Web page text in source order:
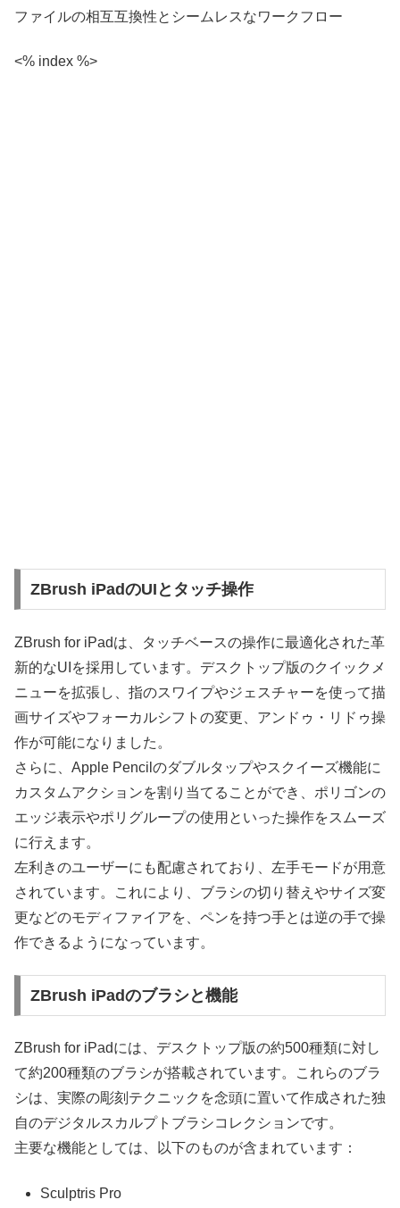
ファイルの相互互換性とシームレスなワークフロー
<% index %>
ZBrush iPadのUIとタッチ操作
ZBrush for iPadは、タッチベースの操作に最適化された革
新的なUIを採用しています。デスクトップ版のクイックメ
ニューを拡張し、指のスワイプやジェスチャーを使って描
画サイズやフォーカルシフトの変更、アンドゥ・リドゥ操
作が可能になりました。
さらに、Apple Pencilのダブルタップやスクイーズ機能に
カスタムアクションを割り当てることができ、ポリゴンの
エッジ表示やポリグループの使用といった操作をスムーズ
に行えます。
左利きのユーザーにも配慮されており、左手モードが用意
されています。これにより、ブラシの切り替えやサイズ変
更などのモディファイアを、ペンを持つ手とは逆の手で操
作できるようになっています。
ZBrush iPadのブラシと機能
ZBrush for iPadには、デスクトップ版の約500種類に対し
て約200種類のブラシが搭載されています。これらのブラ
シは、実際の彫刻テクニックを念頭に置いて作成された独
自のデジタルスカルプトブラシコレクションです。
主要な機能としては、以下のものが含まれています：
Sculptris Pro